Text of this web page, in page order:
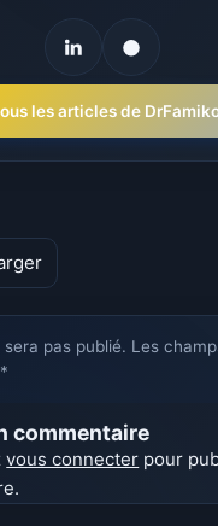
les articles de
sera pas publié. Les
commentaire
vous connecter pour